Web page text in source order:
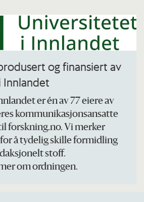
og finansiert av
Innlandet
er én av 77 eiere av
kommunikasjonsansatte
forskning.no. Vi merker
å tydelig skille formidling
stoff.
om ordningen.